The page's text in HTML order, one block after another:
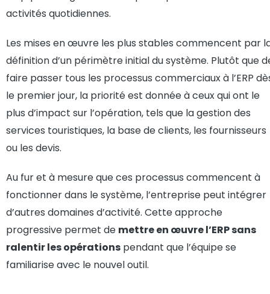
activités quotidiennes.
Les mises en œuvre les plus stables commencent par
définition d’un périmètre initial du système. Plutôt que
faire passer tous les processus commerciaux à l’ERP
le premier jour, la priorité est donnée à ceux qui ont le
plus d’impact sur l’opération, tels que la gestion des
services touristiques, la base de clients, les fournisseurs
ou les devis.
Au fur et à mesure que ces processus commencent à
fonctionner dans le système, l’entreprise peut intégrer
d’autres domaines d’activité. Cette approche
progressive permet de mettre en œuvre l’ERP sans
ralentir les opérations pendant que l’équipe se
familiarise avec le nouvel outil.